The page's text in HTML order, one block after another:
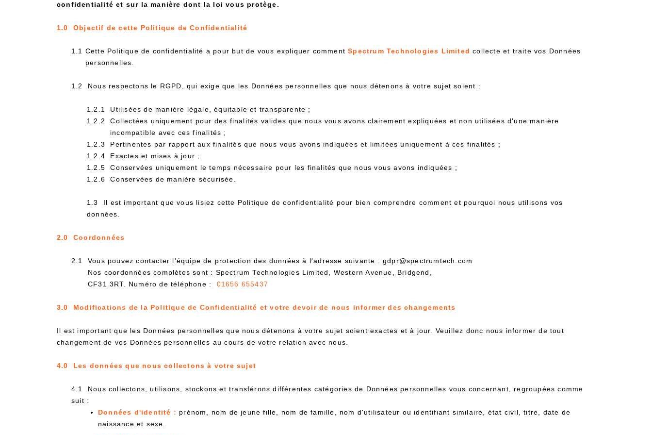
confidentialité et sur la manière dont la loi vous protège.
1.0 Objectif de cette Politique de Confidentialité
1.1 Cette Politique de confidentialité a pour but de vous expliquer commentSpectrum Technologies Limited collecte et traite vos Données
personnelles.
1.2 Nous respectons le RGPD, qui exige que les Données personnelles que nous détenons à votre sujet soient :
1.2.1 Utilisées de manière légale, équitable et transparente ;
1.2.2 Collectées uniquement pour des finalités valides que nous vous avons clairement expliquées et non utilisées d'une manière
incompatible avec ces finalités ;
1.2.3 Pertinentes par rapport aux finalités que nous vous avons indiquées et limitées uniquement à ces finalités ;
1.2.4 Exactes et mises à jour ;
1.2.5 Conservées uniquement le temps nécessaire pour les finalités que nous vous avons indiquées ;
1.2.6 Conservées de manière sécurisée.
1.3 Il est important que vous lisiez cette Politique de confidentialité pour bien comprendre comment et pourquoi nous utilisons vos
données.
2.0 Coordonnées
2.1 Vous pouvez contacter l'équipe de protection des données à l'adresse suivante : gdpr@spectrumtech.com
Nos coordonnées complètes sont : Spectrum Technologies Limited, Western Avenue, Bridgend,
CF31 3RT. Numéro de téléphone : 01656 655437
3.0 Modifications de la Politique de Confidentialité et votre devoir de nous informer des changements
Il est important que les Données personnelles que nous détenons à votre sujet soient exactes et à jour. Veuillez donc nous informer de tout
changement de vos Données personnelles au cours de votre relation avec nous.
4.0 Les données que nous collectons à votre sujet
4.1 Nous collectons, utilisons, stockons et transférons différentes catégories de Données personnelles vous concernant, regroupées comme
suit :
Données d'identité : prénom, nom de jeune fille, nom de famille, nom d'utilisateur ou identifiant similaire, état civil, titre, date de
naissance et sexe.